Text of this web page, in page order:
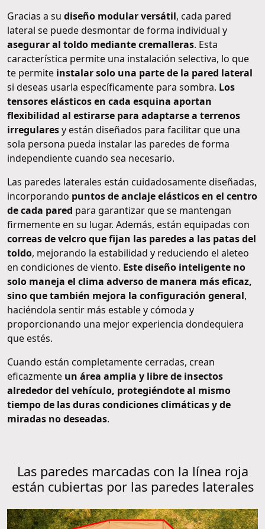
Gracias a su diseño modular versátil, cada pared
lateral se puede desmontar de forma individual y
asegurar al toldo mediante cremalleras. Esta
característica permite una instalación selectiva, lo que
te permite instalar solo una parte de la pared lateral
si deseas usarla específicamente para sombra. Los
tensores elásticos en cada esquina aportan
flexibilidad al estirarse para adaptarse a terrenos
irregularesy están diseñados para facilitar que una
sola persona pueda instalar las paredes de forma
independiente cuando sea necesario.
Las paredes laterales están cuidadosamente diseñadas,
incorporando puntos de anclaje elásticos en el centro
de cada pared para garantizar que se mantengan
firmemente en su lugar. Además, están equipadas con
correas de velcro que fijan las paredes a las patas del
toldo, mejorando la estabilidad y reduciendo el aleteo
en condiciones de viento. Este diseño inteligente no
solo maneja el clima adverso de manera más eficaz,
sino que también mejora la configuración general,
haciéndola sentir más estable y cómoda y
proporcionando una mejor experiencia dondequiera
que estés.
Cuando están completamente cerradas, crean
eficazmente un área amplia y libre de insectos
alrededor del vehículo, protegiéndote al mismo
tiempo de las duras condiciones climáticas y de
miradas no deseadas.
Las paredes marcadas con la línea roja
están cubiertas por las paredes laterales